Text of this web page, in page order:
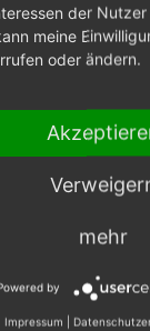
machen
ist nur in den
SieAmazon Pay
unterhttps://
OXID eShop
für den
die zu
der
meine
oder ändern.
mehr
by
Impressum